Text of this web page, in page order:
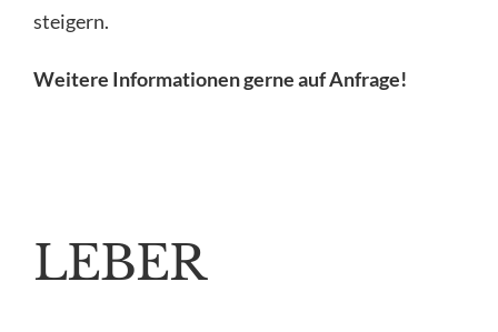
steigern.
Weitere Informationen gerne auf Anfrage!
LEBER